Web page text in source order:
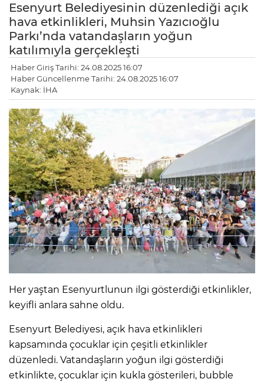
Esenyurt Belediyesinin düzenlediği açık
hava etkinlikleri, Muhsin Yazıcıoğlu
Parkı’nda vatandaşların yoğun
katılımıyla gerçekleşti
Haber Giriş Tarihi: 24.08.2025 16:07
Haber Güncellenme Tarihi: 24.08.2025 16:07
Kaynak: İHA
Her yaştan Esenyurtlunun ilgi gösterdiği etkinlikler,
keyifli anlara sahne oldu.
Esenyurt Belediyesi, açık hava etkinlikleri
kapsamında çocuklar için çeşitli etkinlikler
düzenledi. Vatandaşların yoğun ilgi gösterdiği
etkinlikte, çocuklar için kukla gösterileri, bubble